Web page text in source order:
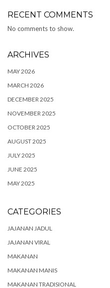
RECENT COMMENTS
No comments to show.
ARCHIVES
MAY 2026
MARCH 2026
DECEMBER 2025
NOVEMBER 2025
OCTOBER 2025
AUGUST 2025
JULY 2025
JUNE 2025
MAY 2025
CATEGORIES
JAJANAN JADUL
JAJANAN VIRAL
MAKANAN
MAKANAN MANIS
MAKANAN TRADISIONAL